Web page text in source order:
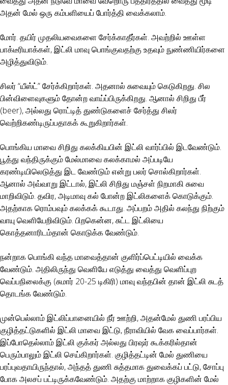
அதன் மேல் ஒரு கம்பளியைப் போர்த்தி வைக்கலாம்.
மோர். தயிர் முதலியவைகளை சேர்க்காதீர்கள். அவற்றில் ஊள்ள
பாக்டீரியாக்கள், இட்லி மாவு பொங்குவதற்கு உதவும் நுண்ணியிர்களை
அழித்துவிடும்.
சிலர் “யீஸ்ட்” சேர்க்கிறார்கள். அதனால் சுவையும் கெடுகிறது. சில
பின்விளைவுகளும் தோன்ற வாய்ப்பிருக்கிறது. ஆனால் சிறிது பீர்
(beer), அல்லது ரொட்டித் துண்டுகளைச் சேர்த்து சிலர்
வெற்றிகண்டிருப்பதாகக் கூறுகிறார்கள்.
பொங்கிய மாவை சிறிது கலக்கியபின் இட்லி வார்ப்பில் இடவேண்டும்.
பூத்து வந்திருக்கும் மேல்மாவை கலக்காமல் அப்படியே
கரண்டியிலெடுத்து இட வேண்டும் என்று பலர் சொல்கிறார்கள்.
ஆனால் அவ்வாறு இட்டால், இட்லி சிறிது மஞ்சள் நிறமாகி சுவை
மாறிவிடும். தவிர, அடிமாவு கல் போன்ற இட்லிகளைக் கொடுக்கும்.
அதற்காக ரொம்பவும் கலக்கக் கூடாது. அப்பறம் அதில் கலந்து நிற்கும்
வாயு வெளியேறிவிடும். பிறகென்ன, சுட்ட இட்லியை
கொத்தனாரிடம்தான் கொடுக்க வேண்டும்.
நன்றாக பொங்கி வந்த மாவைத்தான் குளிர்ப்பெட்டியில் வைக்க
வேண்டும். அதிலிருந்து வெளியே எடுத்து வைத்து வெளிப்புற
வெப்பநிலைக்கு (சுமார் 20-25 டிகிரி) மாவு வந்தபின் தான் இட்லி சுடத்
தொடங்க வேண்டும்.
முன்பெல்லாம் இட்லிப்பானையில் நீர் ஊற்றி, அதன்மேல் துணி பரப்பிய
குழித்தட்டுகளில் இட்லி மாவை இட்டு, நீராவியில் வேக வைப்பார்கள்.
இப்போதெல்லாம் இட்லி குக்கர் அல்லது பிரஷர் கூக்கரில்தான்
பெரும்பாலும் இட்லி செய்கிறார்கள். குழித்தட்டின் மேல் துணியை
பரப்புவதாயிருந்தால், அந்தத் துணி சுத்தமாக துவைக்கப் பட்டு, சோப்பு
போக அலசப் பட்டிருக்கவேண்டும். அதற்கு மாற்றாக குழிகளின் மேல்